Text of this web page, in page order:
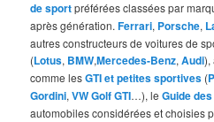
de sportpréférées classées par
après génération.Ferrari, Porsche,
autres constructeurs de voitures de
(Lotus, BMW,Mercedes-Benz,Audi),
comme lesGTI et petites sportives (
Gordini,VW Golf GTI…), leGuide
automobiles considérées et choisies